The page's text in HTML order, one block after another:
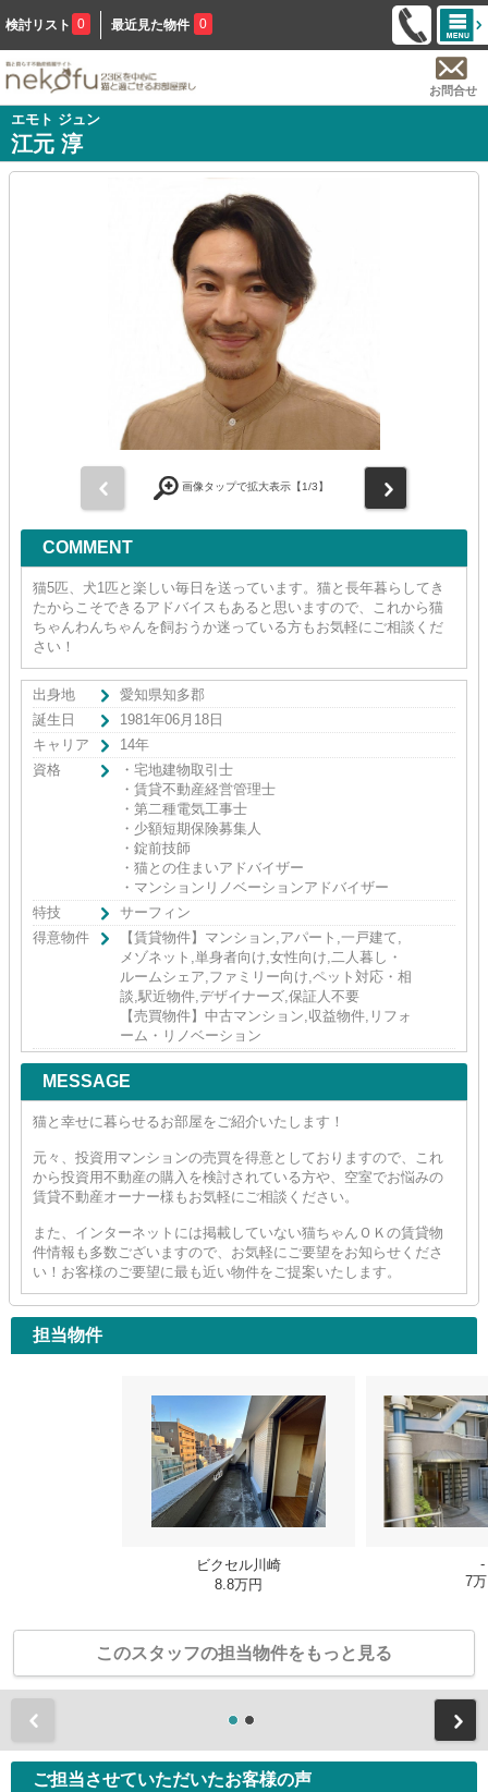
検討リスト 0 最近見た物件 0
お問合せ
エモト ジュン
江元 淳
画像タップで拡大表示【1/3】
COMMENT
猫5匹、犬1匹と楽しい毎日を送っています。猫と長年暮らしてき
たからこそできるアドバイスもあると思いますので、これから猫
ちゃんわんちゃんを飼おうか迷っている方もお気軽にご相談くだ
さい！
出身地
愛知県知多郡
誕生日
1981年06月18日
キャリア
14年
資格
・宅地建物取引士
・賃貸不動産経営管理士
・第二種電気工事士
・少額短期保険募集人
・錠前技師
・猫との住まいアドバイザー
・マンションリノベーションアドバイザー
特技
サーフィン
得意物件
【賃貸物件】マンション,アパート,一戸建て,
メゾネット,単身者向け,女性向け,二人暮し・
ルームシェア,ファミリー向け,ペット対応・相
談,駅近物件,デザイナーズ,保証人不要
【売買物件】中古マンション,収益物件,リフォ
ーム・リノベーション
MESSAGE
猫と幸せに暮らせるお部屋をご紹介いたします！
元々、投資用マンションの売買を得意としておりますので、これ
から投資用不動産の購入を検討されている方や、空室でお悩みの
賃貸不動産オーナー様もお気軽にご相談ください。
また、インターネットには掲載していない猫ちゃんＯＫの賃貸物
件情報も多数ございますので、お気軽にご要望をお知らせくださ
い！お客様のご要望に最も近い物件をご提案いたします。
担当物件
ビクセル川崎
8.8万円
-
7
このスタッフの担当物件をもっと見る
ご担当させていただいたお客様の声